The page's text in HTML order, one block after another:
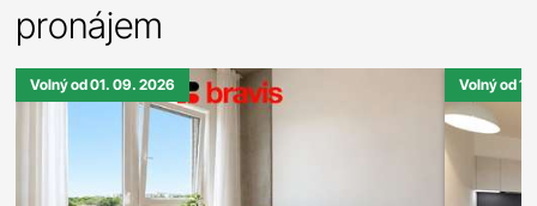
pronájem
Volný od 01. 09. 2026 Volný od